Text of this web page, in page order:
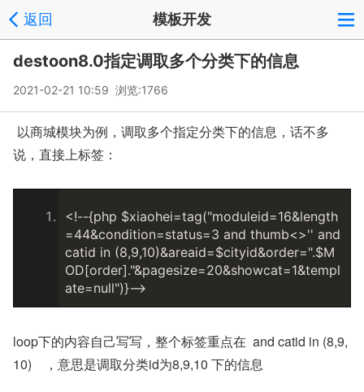
返回 模板开发
destoon8.0指定调取多个分类下的信息
2021-02-21 10:59 浏览:1766
以商城模块为例，调取多个指定分类下的信息，话不多
说，直接上标签：
<!--{php $xiaohei=tag("moduleid=16&length
=44&condition=status=3 and thumb<>'' and
catid in (8,9,10)&areaid=$cityid&order=".$M
OD[order]."&pagesize=20&showcat=1&templ
ate=null")}-->
loop下的内容自己写写，整个标签重点在 and catid in (8,9,
10) ，意思是调取分类id为8,9,10 下的信息